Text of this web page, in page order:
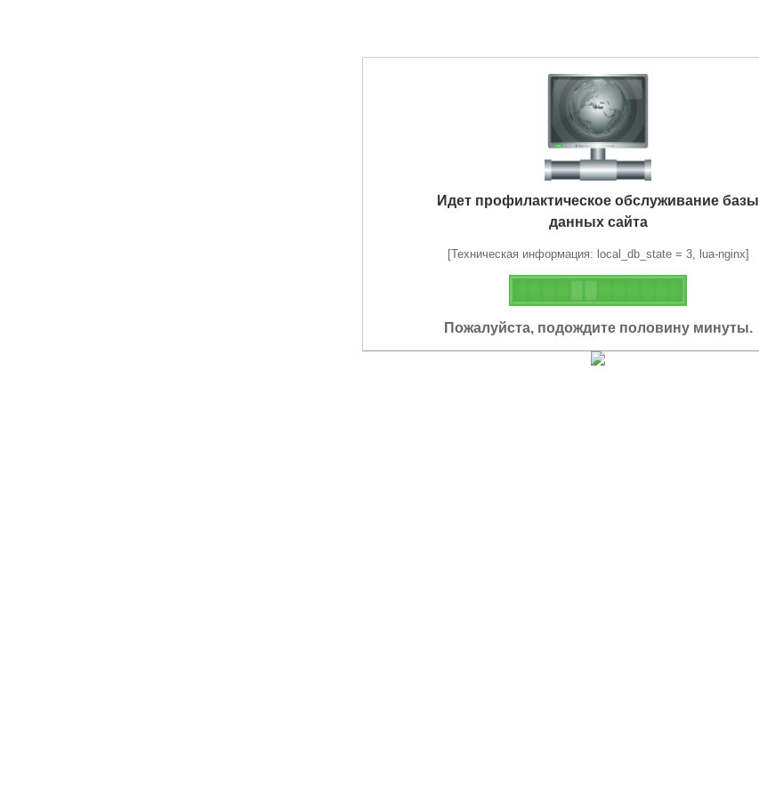
Идет профилактическое обслуживание базы
данных сайта
[Техническая информация: local_db_state = 3, lua-nginx]
Пожалуйста, подождите половину минуты.